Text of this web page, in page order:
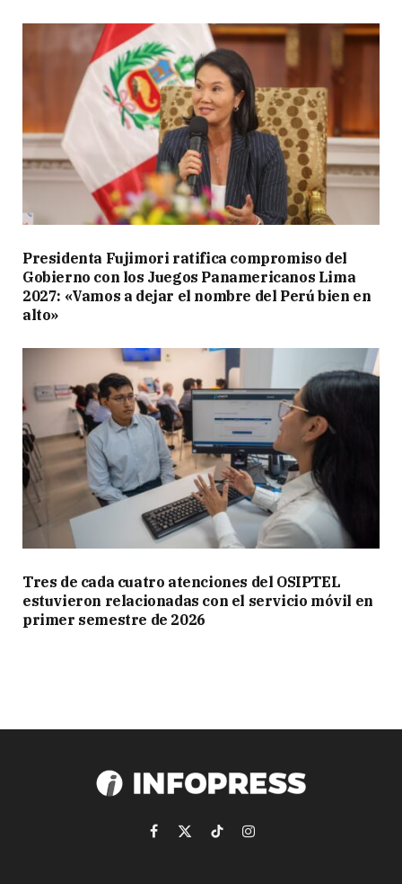
Presidenta Fujimori ratifica compromiso del
Gobierno con los Juegos Panamericanos Lima
2027: «Vamos a dejar el nombre del Perú bien en
alto»
Tres de cada cuatro atenciones del OSIPTEL
estuvieron relacionadas con el servicio móvil en
primer semestre de 2026
Facebook
X
TikTokInstagram